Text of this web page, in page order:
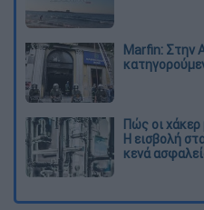
Marfin: Στην
Πώς οι
Η εισβολή
κενά